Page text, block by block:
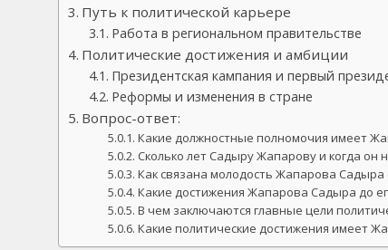
Путь к политической карьере
Работа в региональном правительстве
Политические достижения и амбиции
Президентская кампания и первый
Реформы и изменения в стране
Вопрос-ответ:
Какие должностные полномочия имеет
Сколько лет Садыру Жапарову и когда он
Как связана молодость Жапарова Садыра
Какие достижения Жапарова Садыра до
В чем заключаются главные цели
Какие политические достижения имеет